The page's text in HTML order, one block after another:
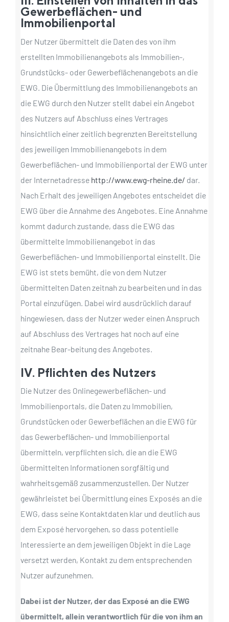
Gewerbeflächen- und
Immobilienportal
Der Nutzer übermittelt die Daten des von ihm
erstellten Immobilienangebots als Immobilien-,
Grundstücks- oder Gewerbeflächenangebots an die
EWG. Die Übermittlung des Immobilienangebots an
die EWG durch den Nutzer stellt dabei ein Angebot
des Nutzers auf Abschluss eines Vertrages
hinsichtlich einer zeitlich begrenzten Bereitstellung
des jeweiligen Immobilienangebots in dem
Gewerbeflächen- und Immobilienportal der EWG unter
der Internetadresse http://www.ewg-rheine.de/ dar.
Nach Erhalt des jeweiligen Angebotes entscheidet die
EWG über die Annahme des Angebotes. Eine Annahme
kommt dadurch zustande, dass die EWG das
übermittelte Immobilienangebot in das
Gewerbeflächen- und Immobilienportal einstellt. Die
EWG ist stets bemüht, die von dem Nutzer
übermittelten Daten zeitnah zu bearbeiten und in das
Portal einzufügen. Dabei wird ausdrücklich darauf
hingewiesen, dass der Nutzer weder einen Anspruch
auf Abschluss des Vertrages hat noch auf eine
zeitnahe Bear-beitung des Angebotes.
IV. Pflichten des Nutzers
Die Nutzer des Onlinegewerbeflächen- und
Immobilienportals, die Daten zu Immobilien,
Grundstücken oder Gewerbeflächen an die EWG für
das Gewerbeflächen- und Immobilienportal
übermitteln, verpflichten sich, die an die EWG
übermittelten Informationen sorgfältig und
wahrheitsgemäß zusammenzustellen. Der Nutzer
gewährleistet bei Übermittlung eines Exposés an die
EWG, dass seine Kontaktdaten klar und deutlich aus
dem Exposé hervorgehen, so dass potentielle
Interessierte an dem jeweiligen Objekt in die Lage
versetzt werden, Kontakt zu dem entsprechenden
Nutzer aufzunehmen.
Dabei ist der Nutzer, der das Exposé an die EWG
übermittelt, allein verantwortlich für die von ihm an